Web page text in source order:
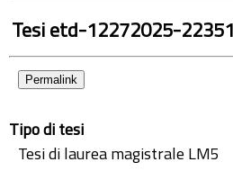
Tesi etd-12272025-
Permalink
Tipo di tesi
Tesi di laurea magistrale LM5